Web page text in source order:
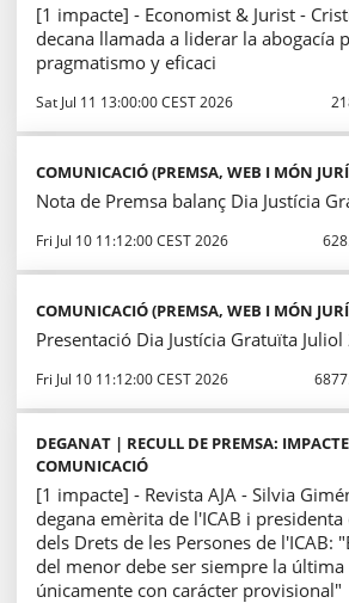
[1 impacte] - Economist & Jurist -
decana llamada a liderar la abogacía
pragmatismo y eficaci
Sat Jul 11 13:00:00 CEST 2026
COMUNICACIÓ (PREMSA, WEB I MÓN
Nota de Premsa balanç Dia Justícia
Fri Jul 10 11:12:00 CEST 2026
COMUNICACIÓ (PREMSA, WEB I MÓN
Presentació Dia Justícia Gratuïta
Fri Jul 10 11:12:00 CEST 2026
DEGANAT | RECULL DE PREMSA:
COMUNICACIÓ
[1 impacte] - Revista AJA - Silvia
degana emèrita de l'ICAB i
dels Drets de les Persones de l'ICAB:
del menor debe ser siempre la
únicamente con carácter provisional"